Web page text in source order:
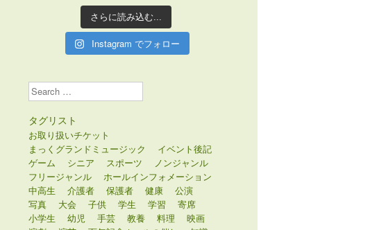
さらに読み込む...
Instagram でフォロー
Search
タグリスト
お取り扱いチケット
まっくグランドミュージック
イベント後記
ゲーム
シニア スポーツ
ノンジャンル
フリージャンル
ホールインフォメーション
中高生
介護者 保護者 健康
公演
写真
大会 子供 学生 学習
寄席
小学生
幼児 手芸 教養 料理
映画